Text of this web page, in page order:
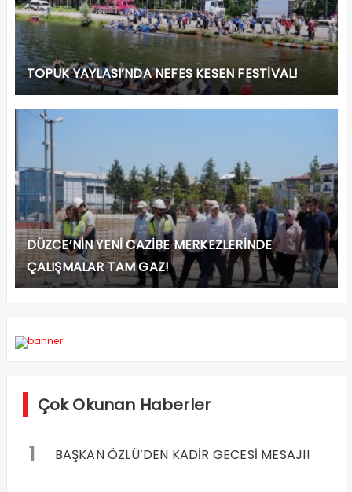
TOPUK YAYLASI’NDA NEFES KESEN FESTİVAL!
DÜZCE’NİN YENİ CAZİBE MERKEZLERİNDE
ÇALIŞMALAR TAM GAZ!
Çok Okunan Haberler
1 BAŞKAN ÖZLÜ’DEN KADİR GECESİ MESAJI!